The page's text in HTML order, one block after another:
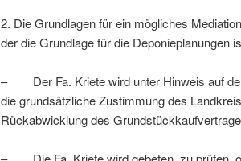
2. Die Grundlagen für ein mögliches
der die Grundlage für die Deponieplanungen
– Der Fa. Kriete wird unter Hinweis auf
die grundsätzliche Zustimmung des
Rückabwicklung des